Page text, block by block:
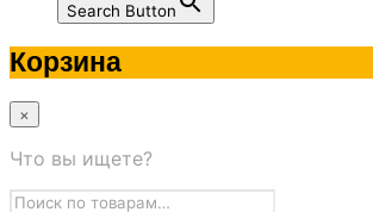
Search Button
Корзина
×
Что вы ищете?